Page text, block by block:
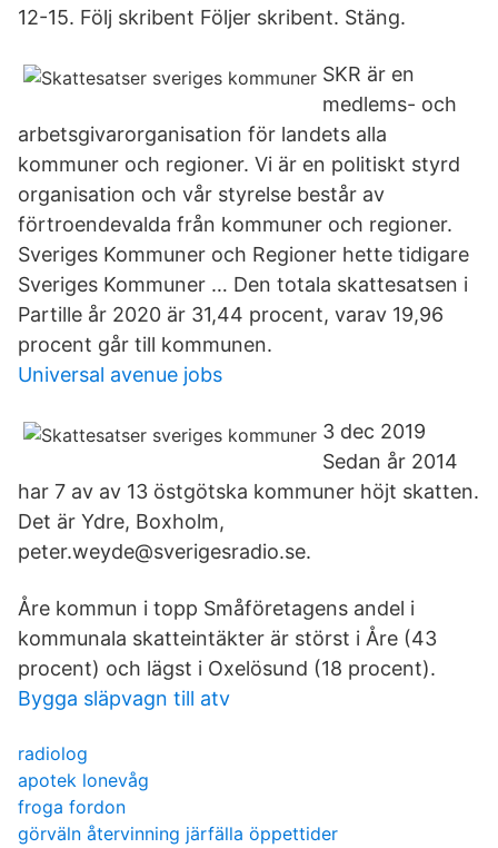
12-15. Följ skribent Följer skribent. Stäng.
SKR är en
medlems- och
arbetsgivarorganisation för landets alla
kommuner och regioner. Vi är en politiskt styrd
organisation och vår styrelse består av
förtroendevalda från kommuner och regioner.
Sveriges Kommuner och Regioner hette tidigare
Sveriges Kommuner … Den totala skattesatsen i
Partille år 2020 är 31,44 procent, varav 19,96
procent går till kommunen.
Universal avenue jobs
3 dec 2019
Sedan år 2014
har 7 av av 13 östgötska kommuner höjt skatten.
Det är Ydre, Boxholm,
peter.weyde@sverigesradio.se.
Åre kommun i topp Småföretagens andel i
kommunala skatteintäkter är störst i Åre (43
procent) och lägst i Oxelösund (18 procent).
Bygga släpvagn till atv
radiolog
apotek lonevåg
froga fordon
görväln återvinning järfälla öppettider